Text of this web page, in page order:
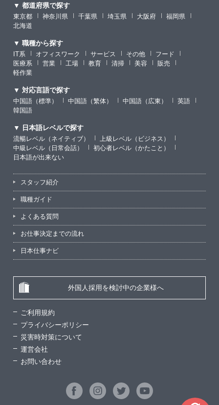
▼ 都道府県で探す
東京都 神奈川県 千葉県 埼玉県 大阪府
福岡県
北海道
▼ 職種から探す
IT系 オフィスワーク サービス その他
フード
医療系
営業 工場 教育 清掃 美容
販売
軽作業
▼ 対応言語で探す
中国語（標準） 中国語（繁体） 中国語（広東）
英語
韓国語
▼ 日本語レベルで探す
流暢レベル（ネイティブ）
上級レベル（ビジネス）
中級レベル（日常会話）
初心者レベル（かたこと）
日本語が出来ない
スタッフ紹介
職種ガイド
よくある質問
お仕事決定までの流れ
日本仕事ナビ
外国人採用を検討中の企業様へ
ご利用規約
プライバシーポリシー
災害時対策について
運営会社
お問い合わせ